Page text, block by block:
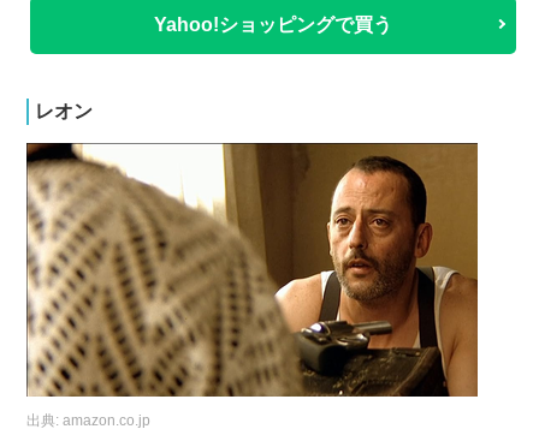
Yahoo!ショッピングで買う
レオン
出典:amazon.co.jp